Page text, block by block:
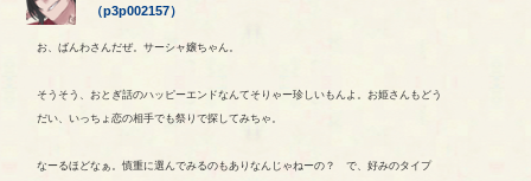
（p3p002157）
お、ばんわさんだぜ。サーシャ嬢ちゃん。
そうそう、おとぎ話のハッピーエンドなんてそりゃー珍しいもんよ。お姫さんもどう
だい、いっちょ恋の相手でも祭りで探してみちゃ。
なーるほどなぁ。慎重に選んでみるのもありなんじゃねーの？ で、好みのタイプ